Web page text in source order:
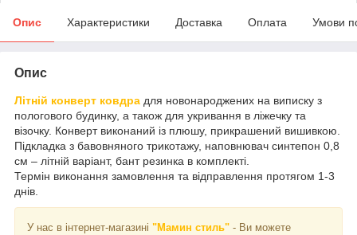
Опис Характеристики Доставка Оплата Умови
Опис
Літній конверт ковдра для новонароджених на виписку з
пологового будинку, а також для укривання в ліжечку та
візочку. Конверт виконаний із плюшу, прикрашений вишивкою.
Підкладка з бавовняного трикотажу, наповнювач синтепон 0,8
см – літній варіант, бант резинка в комплекті.
Термін виконання замовлення та відправлення протягом 1-3
днів.
У нас в інтернет-магазині "Мамин стиль" - Ви можете